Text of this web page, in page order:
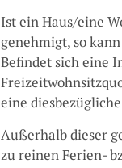
Ist ein Haus/eine
genehmigt, so
Befindet sich eine
eine
Außerhalb dieser
zu reinen Ferien-